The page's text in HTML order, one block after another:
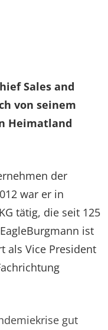
Sales and
von seinem
Heimatland
der
war er in
tätig, die seit 125
ist
als Vice President
gut